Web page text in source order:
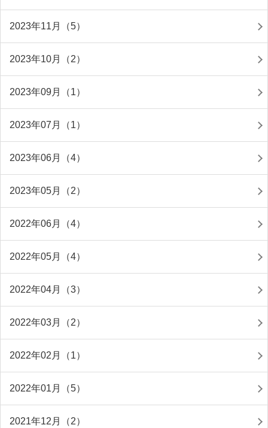
2023年11月（5）
2023年10月（2）
2023年09月（1）
2023年07月（1）
2023年06月（4）
2023年05月（2）
2022年06月（4）
2022年05月（4）
2022年04月（3）
2022年03月（2）
2022年02月（1）
2022年01月（5）
2021年12月（2）